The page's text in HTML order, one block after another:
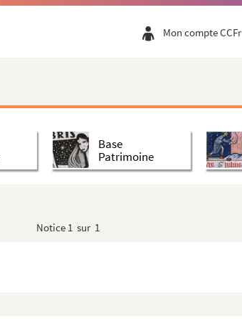
Mon compte CCFr
Base
Patrimoine
Notice 1 sur 1